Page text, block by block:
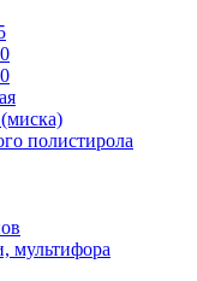
полистирола
мультифора